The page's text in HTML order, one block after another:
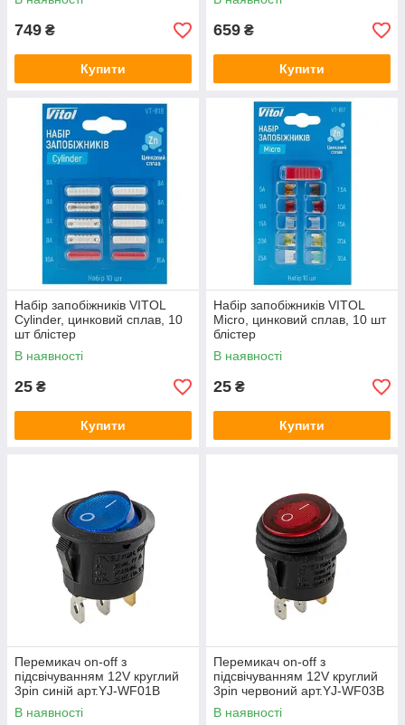
749 ₴
Купити
659 ₴
Купити
Набір запобіжників VITOL
Cylinder, цинковий сплав, 10
шт блістер
В наявності
25 ₴
Купити
Набір запобіжників VITOL
Micro, цинковий сплав, 10 шт
блістер
В наявності
25 ₴
Купити
Перемикач on-off з
підсвічуванням 12V круглий
3pin синій арт.YJ-WF01B
В наявності
Перемикач on-off з
підсвічуванням 12V круглий
3pin червоний арт.YJ-WF03B
В наявності